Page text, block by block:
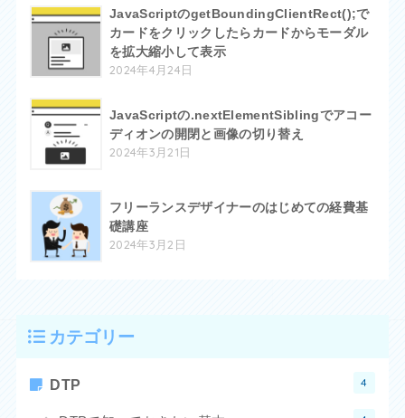
JavaScriptのgetBoundingClientRect();で
カードをクリックしたらカードからモーダル
を拡大縮小して表示
2024年4月24日
JavaScriptの.nextElementSiblingでアコー
ディオンの開閉と画像の切り替え
2024年3月21日
フリーランスデザイナーのはじめての経費基
礎講座
2024年3月2日
カテゴリー
DTP 4